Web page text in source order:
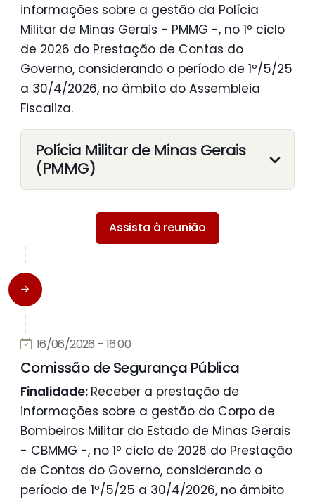
informações sobre a gestão da Polícia
Militar de Minas Gerais - PMMG -, no 1º ciclo
de 2026 do Prestação de Contas do
Governo, considerando o período de 1º/5/25
a 30/4/2026, no âmbito do Assembleia
Fiscaliza.
Polícia Militar de Minas Gerais
(PMMG)
Assista à reunião
16/06/2026 – 16:00
Comissão de Segurança Pública
Finalidade: Receber a prestação de
informações sobre a gestão do Corpo de
Bombeiros Militar do Estado de Minas Gerais
- CBMMG -, no 1º ciclo de 2026 do Prestação
de Contas do Governo, considerando o
período de 1º/5/25 a 30/4/2026, no âmbito